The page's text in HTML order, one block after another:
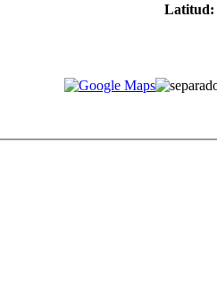
Latitud: